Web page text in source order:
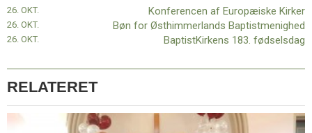
kan
søges
nu
Konferencen af Europæiske Kirker
26. OKT.
Bøn for Østhimmerlands Baptistmenighed
26. OKT.
BaptistKirkens 183. fødselsdag
26. OKT.
RELATERET